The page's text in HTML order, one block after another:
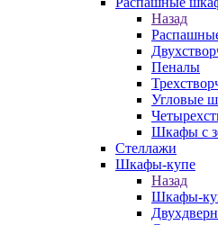
Назад
Пеналы
Угловые
Шкафы с
Стеллажи
Шкафы-купе
Назад
Шкафы-